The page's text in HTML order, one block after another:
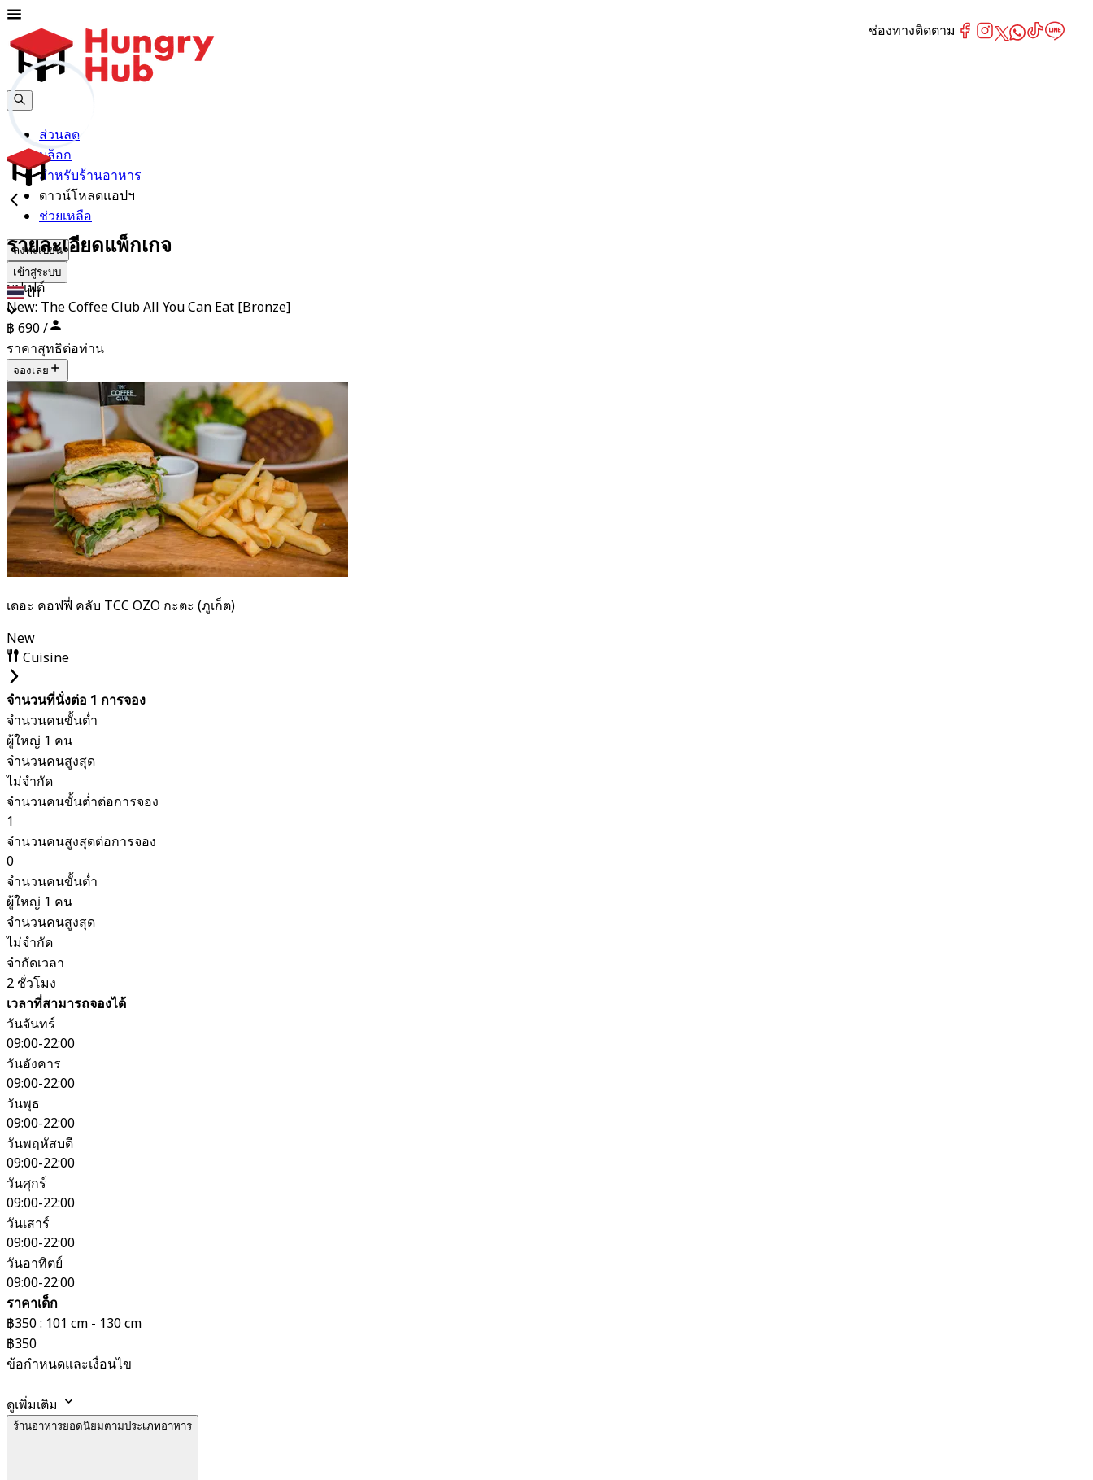
ส่วนลด
บล็อก
สำหรับร้านอาหาร
ดาวน์โหลดแอปฯ
ช่วยเหลือ
ลงทะเบียน
เข้าสู่ระบบ
th
รายละเอียดแพ็กเกจ
บุฟเฟต์
New: The Coffee Club All You Can Eat [Bronze]
฿ 690 /
ราคาสุทธิต่อท่าน
จองเลย
เดอะ คอฟฟี่ คลับ TCC OZO กะตะ (ภูเก็ต)
New
Cuisine
จำนวนที่นั่งต่อ 1 การจอง
จำนวนคนขั้นต่ำ
ผู้ใหญ่ 1 คน
จำนวนคนสูงสุด
ไม่จำกัด
จำนวนคนขั้นต่ำต่อการจอง
1
จำนวนคนสูงสุดต่อการจอง
0
จำนวนคนขั้นต่ำ
ผู้ใหญ่ 1 คน
จำนวนคนสูงสุด
ไม่จำกัด
จำกัดเวลา
2 ชั่วโมง
เวลาที่สามารถจองได้
วันจันทร์
09:00-22:00
วันอังคาร
09:00-22:00
วันพุธ
09:00-22:00
วันพฤหัสบดี
09:00-22:00
วันศุกร์
09:00-22:00
วันเสาร์
09:00-22:00
วันอาทิตย์
09:00-22:00
ราคาเด็ก
฿350 : 101 cm - 130 cm
฿350
ข้อกำหนดและเงื่อนไข
ดูเพิ่มเติม
ร้านอาหารยอดนิยมตามประเภทอาหาร
ช่องทางติดตาม